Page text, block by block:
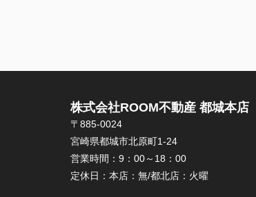
株式会社ROOM不動産 都城本店
〒885-0024
宮崎県都城市北原町1-24
営業時間： 9：00～18：00
定休日： 本店：無/都北店：火曜